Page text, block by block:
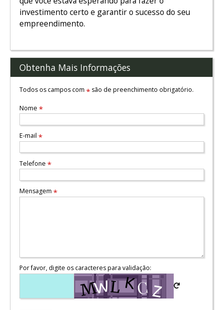
investimento certo e garantir o sucesso do seu
empreendimento.
Obtenha Mais Informações
Todos os campos com *são de preenchimento obrigatório.
Nome *
E-mail *
Telefone *
Mensagem *
Por favor, digite os caracteres para validação: